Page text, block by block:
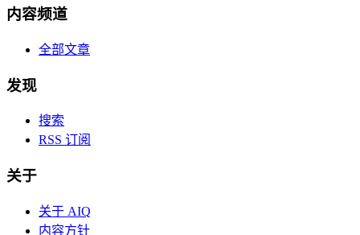
内容频道
全部文章
发现
搜索
RSS 订阅
关于
关于 AIQ
内容方针